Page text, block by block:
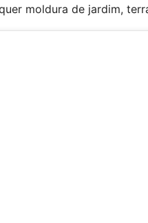
moldura de jardim,